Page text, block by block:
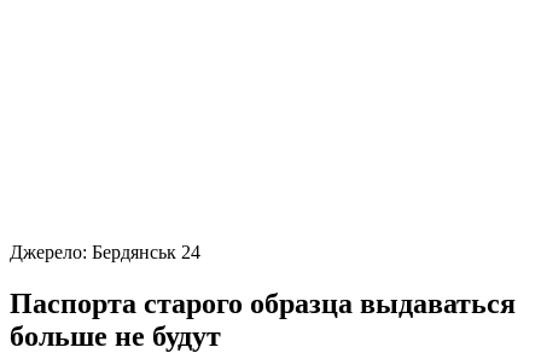
Джерело: Бердянськ 24
Паспорта старого образца выдаваться
больше не будут